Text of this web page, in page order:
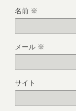
名前 ※
メール ※
サイト